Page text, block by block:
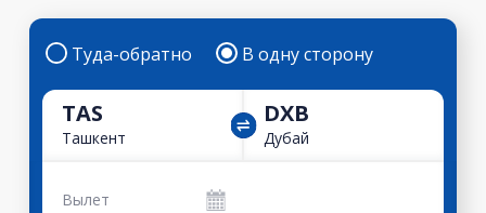
Туда-обратно В одну сторону
TAS
Ташкент
DXB
Дубай
Вылет